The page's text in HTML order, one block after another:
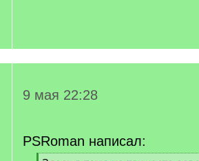
9 мая 22:28
PSRoman написал: